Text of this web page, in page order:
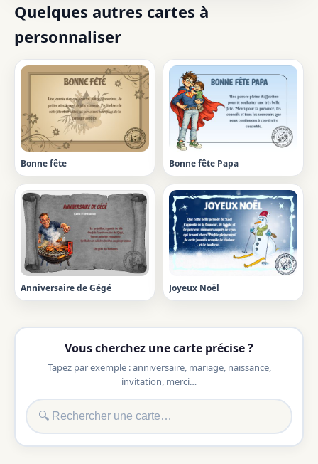
Quelques autres cartes à
personnaliser
Bonne fête Bonne fête Papa
Anniversaire de Gégé Joyeux Noël
Vous cherchez une carte précise ?
Tapez par exemple : anniversaire, mariage, naissance,
invitation, merci…